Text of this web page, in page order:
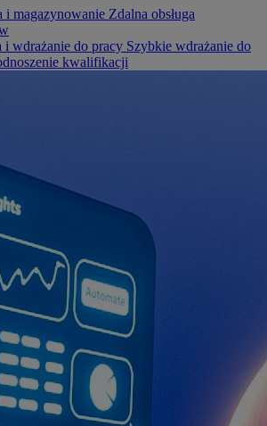
i magazynowanie Zdalna obsługa
i wdrażanie do pracy Szybkie wdrażanie do
kwalifikacji